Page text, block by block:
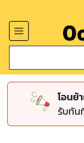
โอนย้
รับทัน